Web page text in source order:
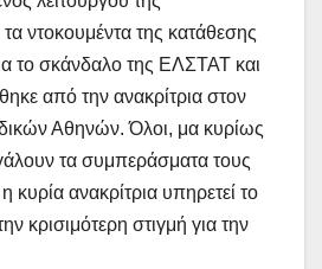
τα ντοκουμέντα της κατάθεσης
το σκάνδαλο της ΕΛΣΤΑΤ και
από την ανακρίτρια στον
Αθηνών. Όλοι, μα κυρίως
τα συμπεράσματα τους
κυρία ανακρίτρια υπηρετεί το
κρισιμότερη στιγμή για την